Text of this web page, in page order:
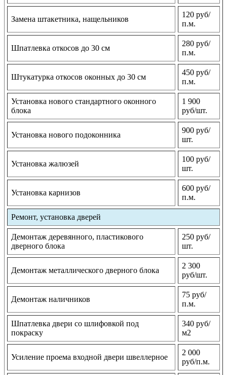
Замена штакетника, нащельников
120 руб/
п.м.
Шпатлевка откосов до 30 см
280 руб/
п.м.
Штукатурка откосов оконных до 30 см
450 руб/
п.м.
Установка нового стандартного оконного
блока
1 900
руб/шт.
Установка нового подоконника
900 руб/
шт.
Установка жалюзей
100 руб/
шт.
Установка карнизов
600 руб/
п.м.
Ремонт, установка дверей
Демонтаж деревянного, пластикового
дверного блока
250 руб/
шт.
Демонтаж металлического дверного блока
2 300
руб/шт.
Демонтаж наличников
75 руб/
п.м.
Шпатлевка двери со шлифовкой под
покраску
340 руб/
м2
Усиление проема входной двери швеллерное
2 000
руб/п.м.